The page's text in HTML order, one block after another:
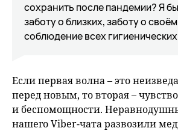
сохранить после пандемии? Я
заботу о близких, заботу о
соблюдение всех
Если первая волна – это
перед новым, то вторая –
и беспомощности.
нашего Viber-чата развозили